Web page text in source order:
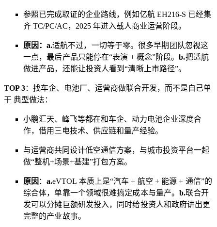
参照已完成取证的企业路线，例如亿航 EH216-S 已经集
齐 TC/PC/AC，2025 年进入载人商业运营阶段。
原因： a.适航不过，一切等于零。很多早期团队忽视这
一点，最后产品只能停在“表演 + 概念”阶段。b.把适航
做进产品，还能让投资人看到“清晰上市路径”。
TOP 3：找车企、电池厂、运营商做联合开发，而不是自己单
干 典型做法：
小鹏汇天、峰飞等都在和车企、动力电池企业深度合
作，借用三电技术、供应链和量产经验。
与运营商共同设计低空通信方案，与城市投资平台一起
做“整机+场景+基建”打包方案。
原因 ： a.eVTOL 本质上是“汽车 + 航空 + 能源 + 通信”的
综合体，单靠一个领域很难搞定成本与量产。b.联合开
发可以分摊巨额研发投入，同时给投资人和政府讲出更
完整的产业故事。